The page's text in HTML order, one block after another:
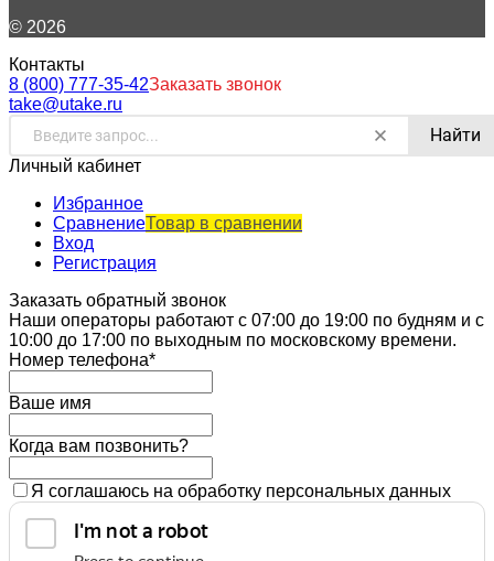
© 2026
Контакты
8 (800) 777-35-42Заказать звонок
take@utake.ru
Найти
Личный кабинет
Избранное
СравнениеТовар в сравнении
Вход
Регистрация
Заказать обратный звонок
Наши операторы работают с 07:00 до 19:00 по будням и с
10:00 до 17:00 по выходным по московскому времени.
Номер телефона*
Ваше имя
Когда вам позвонить?
Я соглашаюсь на обработку персональных данных